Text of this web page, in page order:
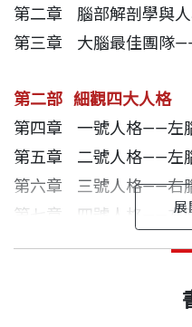
◆ 二號人格：左腦的負
◆ 三號人格：右腦的樂
並且分別描述這四種人
工作、休閒、愛情、人
些優缺點，而我們又該
腦會議，運用五大步驟
釐清，這五大步驟的英
們的身心靈，幫助你我
第二章 腦部解剖學與
第三章 大腦最佳團隊
第二部 細觀四大人格
第四章 一號人格——左
第五章 二號人格——左
第六章 三號人格——右
第七章 四號人格——右
第八章 大腦會議——找
第三部 四大人格原形「
引言 平靜只在一念
2008年，我接到TED演
美國哈佛大學神經解剖